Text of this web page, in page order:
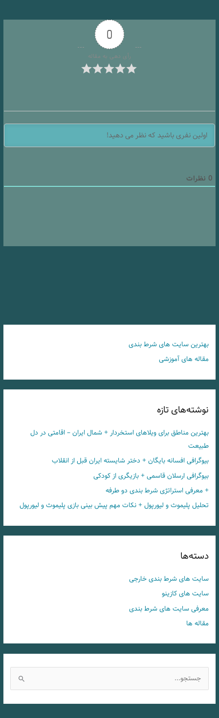
0
رأی دهی به مقاله
0 نظرات
بهترین سایت های شرط بندی
مقاله های آموزشی
نوشته‌های تازه
بهترین مناطق برای ویلاهای استخردار + شمال ایران – اقامتی در دل
طبیعت
بیوگرافی افسانه بایگان + دختر شایسته ایران قبل از انقلاب
بیوگرافی ارسلان قاسمی + بازیگری از کودکی
+ معرفی استراتژی شرط بندی دو طرفه
تحلیل پلیموث و لیورپول + نکات مهم پیش بینی بازی پلیموث و لیورپول
دسته‌ها
سایت های شرط بندی خارجی
سایت های کازینو
معرفی سایت های شرط بندی
مقاله ها